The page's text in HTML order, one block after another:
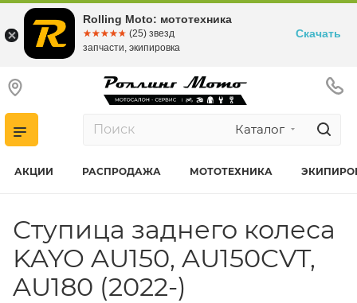
Каталог
АКЦИИ РАСПРОДАЖА МОТОТЕХНИКА
Ступица заднего колеса
KAYO AU150, AU150CVT,
AU180 (2022-)
Rolling Moto: мототехника
☆☆☆☆☆
★★★★★ (25) звезд
запчасти, экипировка
Скачать